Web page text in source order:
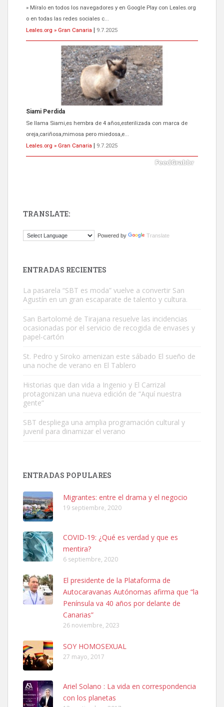
Se llama Siami,es hembra de 4 años,esterilizada con marca de
oreja,cariñosa,mimosa pero miedosa,e...
Leales.org » Gran Canaria | 9.7.2025
ADOPCIÓN URGENTE GATA TEROR GRAN CANARIA
El ayuntamiento se va a llevar a Los Gatos callejeros de la zona los
próximos días, ella incluida...
Leales.org » Gran Canaria | 9.7.2025
Este gato macho ha aparecido en la calle hace menos de un mes,
Adopción urgente
Busco adopción responsable para mi perra. Pastor alemán,
hembra, 4 años. Por motivos personales ...
06/07/2025 ZONA MESA Y LOPEZ. ES MUY ASUSTADIZO
Leales.org » Gran Canaria
Ninfa perdida
El día 5 se los perdió una ninfa papillera, asustada tiene miedo a la
calle, se perdió por la zon...
Leales.org » Gran Canaria
6.7.2025
Adopcion
Busco casa de acogida para mi perrita ya que por temas de trabajo
TRANSLATE:
Powered by Translate
ENTRADAS RECIENTES
La pasarela “SBT es moda” vuelve a convertir San
Agustín en un gran escaparate de talento y cultura.
San Bartolomé de Tirajana resuelve las incidencias
ocasionadas por el servicio de recogida de envases y
papel-cartón
St. Pedro y Siroko amenizan este sábado El sueño de
una noche de verano en El Tablero
Historias que dan vida a Ingenio y El Carrizal
protagonizan una nueva edición de “Aquí nuestra
gente”
SBT despliega una amplia programación cultural y
juvenil para dinamizar el verano
ENTRADAS POPULARES
Migrantes: entre el drama y el negocio
19 septiembre, 2020
COVID-19: ¿Qué es verdad y que es
mentira?
6 septiembre, 2020
El presidente de la Plataforma de
Autocaravanas Autónomas afirma que “la
Península va 40 años por delante de
Canarias”
26 noviembre, 2023
SOY HOMOSEXUAL
27 mayo, 2017
Ariel Solano : La vida en correspondencia
con los planetas